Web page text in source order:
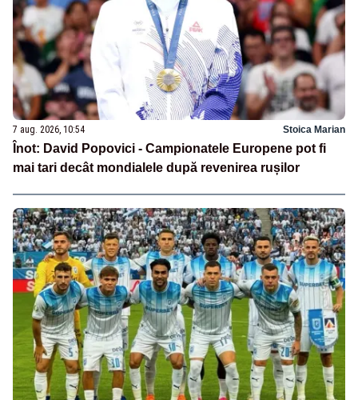
7 aug. 2026, 10:54 Stoica Marian
Înot: David Popovici - Campionatele Europene pot fi
mai tari decât mondialele după revenirea rușilor